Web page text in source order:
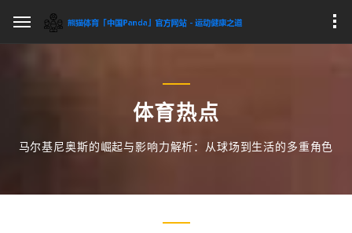
体育热点
马尔基尼奥斯的崛起与影响力解析：从球场到生活的多重角色